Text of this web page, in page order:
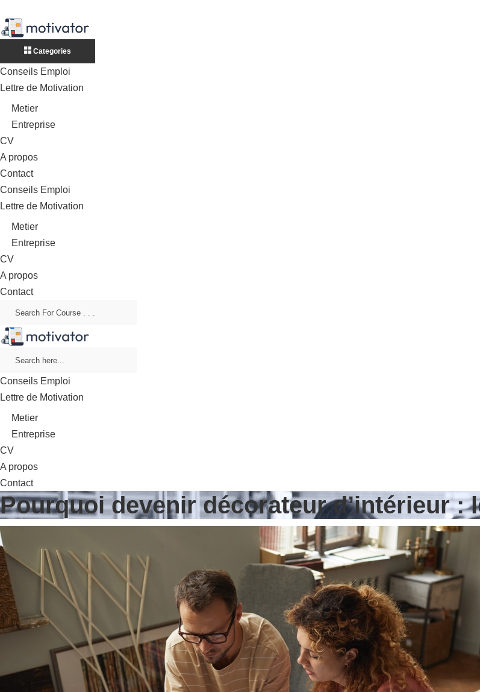
Categories
Conseils Emploi
Lettre de Motivation
Metier
Entreprise
CV
A propos
Contact
Conseils Emploi
Lettre de Motivation
Metier
Entreprise
CV
A propos
Contact
Conseils Emploi
Lettre de Motivation
Metier
Entreprise
CV
A propos
Contact
Pourquoi devenir décorateur d’intérieur